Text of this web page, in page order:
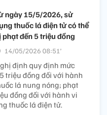
ngày 15/5/2026, sử
thuốc lá điện tử có thể
phạt đến 5 triệu đồng
14/05/2026 08:51’
định quy định mức
triệu đồng đối với hành
lá nung nóng; phạt
đồng đối với hành vi
thuốc lá điện tử.